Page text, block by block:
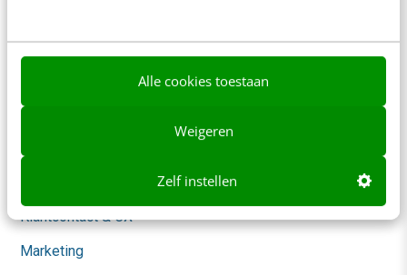
Alle cookies toestaan
Weigeren
Zelf instellen
Blog
Content & Communicatie
Klantcontact & CX
Marketing